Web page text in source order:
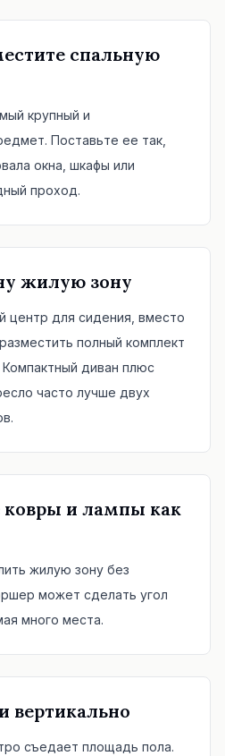
спальную
крупный и
Поставьте ее так,
окна, шкафы или
проход.
жилую зону
центр для сидения, вместо
полный комплект
диван плюс
часто лучше двух
ковры и лампы как
жилую зону без
может сделать угол
много места.
вертикально
съедает площадь пола.